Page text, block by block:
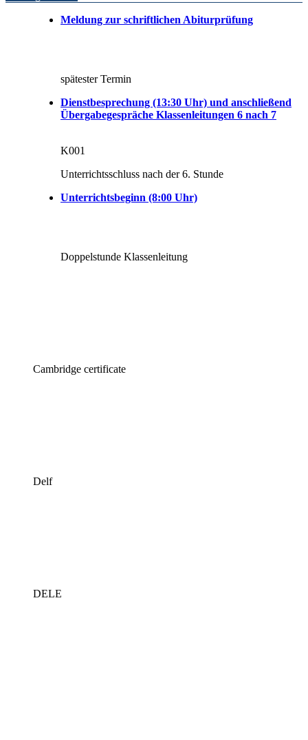
Meldung zur schriftlichen Abiturprüfung
spätester Termin
Dienstbesprechung (13:30 Uhr) und anschließend
Übergabegespräche Klassenleitungen 6 nach 7
K001
Unterrichtsschluss nach der 6. Stunde
Unterrichtsbeginn (8:00 Uhr)
Doppelstunde Klassenleitung
Cambridge certificate
Delf
DELE